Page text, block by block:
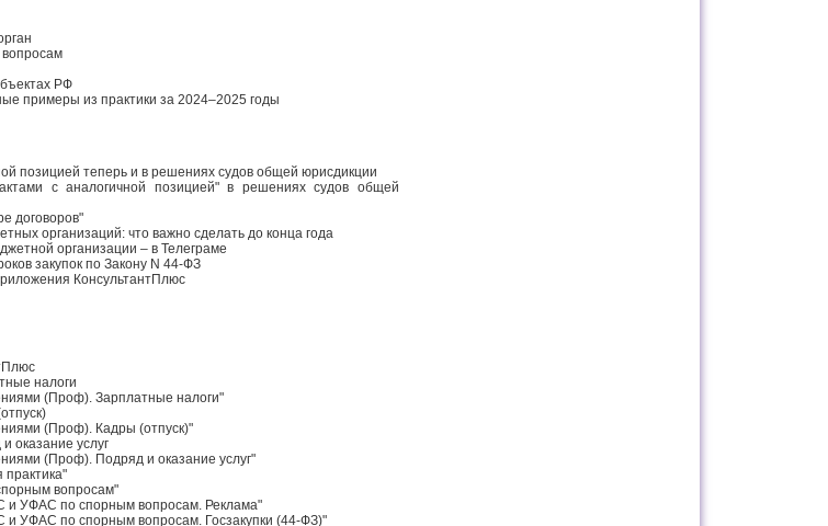
РФ
примеры из практики за 2024–2025 годы
позицией теперь и в решениях судов общей юрисдикции
с аналогичной позицией" в решениях судов общей
договоров"
организаций: что важно сделать до конца года
организации – в Телеграме
закупок по Закону N 44-ФЗ
КонсультантПлюс
налоги
(Проф). Зарплатные налоги"
(Проф). Кадры (отпуск)"
оказание услуг
(Проф). Подряд и оказание услуг"
вопросам"
УФАС по спорным вопросам. Реклама"
УФАС по спорным вопросам. Госзакупки (44-ФЗ)"